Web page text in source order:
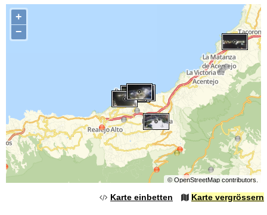
+
−
© OpenStreetMapcontributors.
Karte einbetten Karte vergrössern